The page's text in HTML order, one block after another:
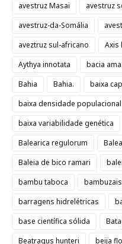
avestruz Masai
avestruz
avestruz-da-Somália
aveztruz sul-africano
Axis
Aythya innotata
bacia
Bahia
Bahia.
baixa
baixa densidade populacional
baixa variabilidade genética
Balearica regulorum
Baleia de bico ramari
bambu taboca
bambuzais
barragens hidrelétricas
base científica sólida
Beatragus hunteri
beija